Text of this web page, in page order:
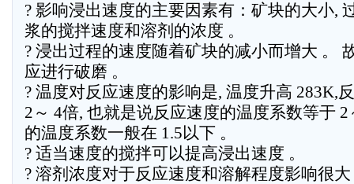
? 影响浸出速度的主要因素有：矿块的大小,
浆的搅拌速度和溶剂的浓度 。
? 浸出过程的速度随着矿块的减小而增大 。
应进行破磨 。
? 温度对反应速度的影响是, 温度升高 283K,
2～ 4倍, 也就是说反应速度的温度系数等于
的温度系数一般在 1.5以下 。
? 适当速度的搅拌可以提高浸出速度 。
? 溶剂浓度对于反应速度和溶解程度影响很